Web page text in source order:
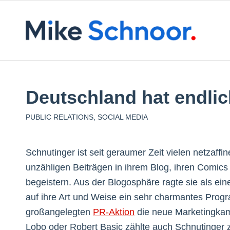
Deutschland hat
PUBLIC RELATIONS SOCIAL MEDIA
Schnutinger ist seit geraumer Zeit vielen
unzähligen Beiträgen in ihrem Blog, ihren
begeistern. Aus der Blogosphäre ragte sie als
auf ihre Art und Weise ein sehr charmantes
großangelegten PR-Aktion die neue
Lobo oder Robert Basic zählte auch